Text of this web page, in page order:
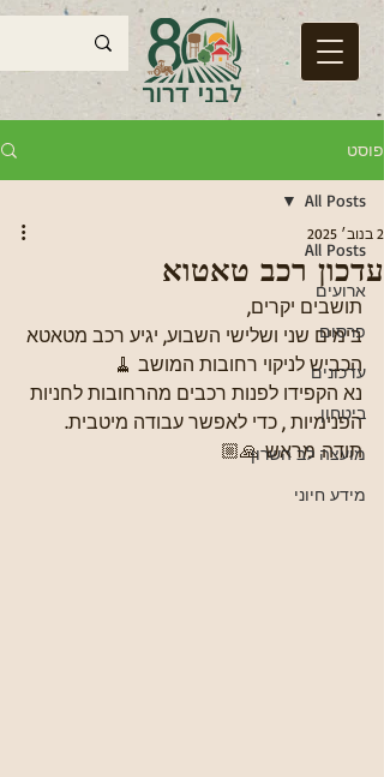
פוסט
All Posts
ארועים
פרסום
עדכונים
ביטחון
מועצה לב השרון
מידע חיוני
All Posts
עדכון רכב טאטוא
2 בנוב׳ 2025
תושבים יקרים,
בימים שני ושלישי השבוע, יגיע רכב מטאטא
הכביש לניקוי רחובות המושב 🧹
נא הקפידו לפנות רכבים מהרחובות לחניות
הפנימיות , כדי לאפשר עבודה מיטבית.
תודה מראש 🙏🏼